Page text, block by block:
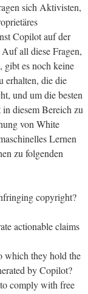
sich Aktivisten,
Copilot auf der
all diese Fragen,
gibt es noch keine
erhalten, die die
und um die besten
diesem Bereich zu
von White
Lernen
zu folgenden
copyright?
actionable claims
which they hold the
by Copilot?
comply with free